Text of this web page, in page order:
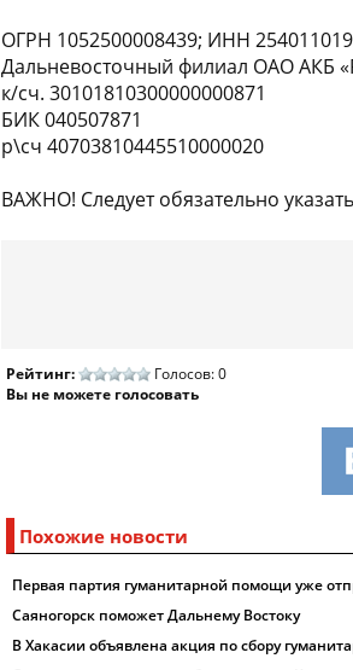
ОГРН 1052500008439; ИНН
Дальневосточный филиал ОАО АКБ
к/сч. 30101810300000000871
БИК 040507871
р\сч 40703810445510000020
ВАЖНО! Следует обязательно
Рейтинг:
Голосов: 0
Вы не можете голосовать
Похожие новости
Первая партия гуманитарной помощи уже
Саяногорск поможет Дальнему Востоку
В Хакасии объявлена акция по сбору